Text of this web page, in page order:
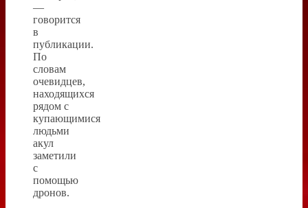
—
говорится
в
публикации.
По
словам
очевидцев,
находящихся
рядом с
купающимися
людьми
акул
заметили
с
помощью
дронов.